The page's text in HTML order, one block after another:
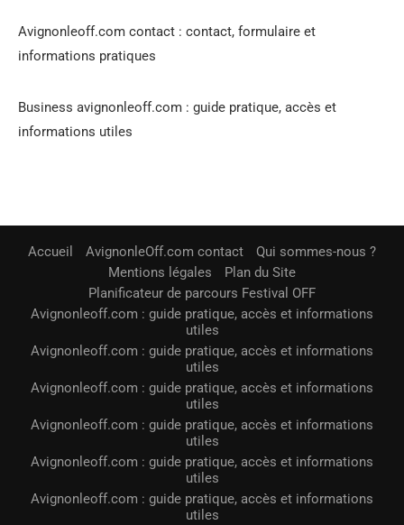
Avignonleoff.com contact : contact, formulaire et
informations pratiques
Business avignonleoff.com : guide pratique, accès et
informations utiles
Accueil AvignonleOff.com contact
Qui sommes-nous ?
Mentions légales
Plan du Site
Planificateur de parcours Festival OFF
Avignonleoff.com : guide pratique, accès et informations
utiles
Avignonleoff.com : guide pratique, accès et informations
utiles
Avignonleoff.com : guide pratique, accès et informations
utiles
Avignonleoff.com : guide pratique, accès et informations
utiles
Avignonleoff.com : guide pratique, accès et informations
utiles
Avignonleoff.com : guide pratique, accès et informations
utiles